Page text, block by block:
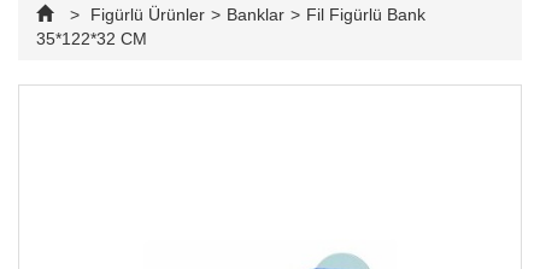
> Figürlü Ürünler > Banklar > Fil Figürlü Bank
35*122*32 CM